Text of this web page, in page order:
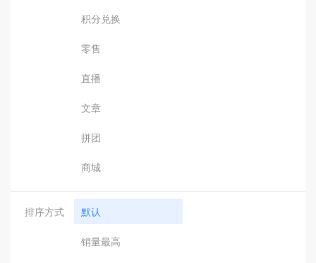
积分兑换
零售
直播
文章
拼团
商城
排序方式 默认
销量最高